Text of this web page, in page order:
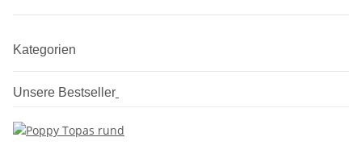
Kategorien
Unsere Bestseller